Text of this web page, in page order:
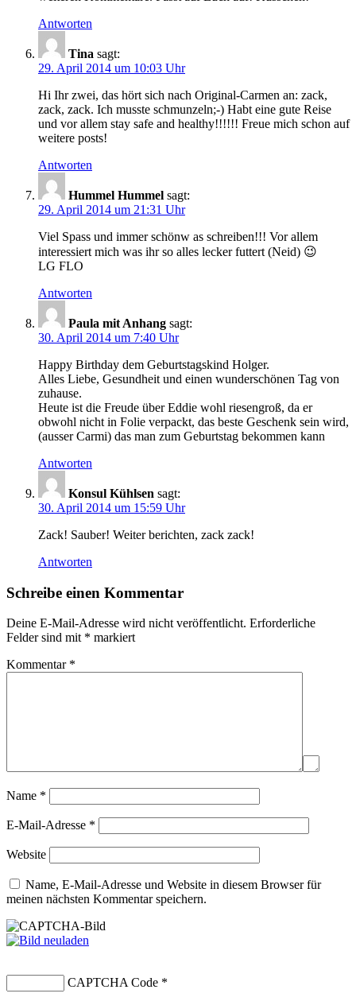
Antworten
Tina sagt:
29. April 2014 um 10:03 Uhr
Hi Ihr zwei, das hört sich nach Original-Carmen an: zack,
zack, zack. Ich musste schmunzeln;-) Habt eine gute Reise
und vor allem stay safe and healthy!!!!!! Freue mich schon auf
weitere posts!
Antworten
Hummel Hummel sagt:
29. April 2014 um 21:31 Uhr
Viel Spass und immer schönw as schreiben!!! Vor allem
interessiert mich was ihr so alles lecker futtert (Neid) 😉
LG FLO
Antworten
Paula mit Anhang sagt:
30. April 2014 um 7:40 Uhr
Happy Birthday dem Geburtstagskind Holger.
Alles Liebe, Gesundheit und einen wunderschönen Tag von
zuhause.
Heute ist die Freude über Eddie wohl riesengroß, da er
obwohl nicht in Folie verpackt, das beste Geschenk sein wird,
(ausser Carmi) das man zum Geburtstag bekommen kann
Antworten
Konsul Kühlsen sagt:
30. April 2014 um 15:59 Uhr
Zack! Sauber! Weiter berichten, zack zack!
Antworten
Schreibe einen Kommentar
Deine E-Mail-Adresse wird nicht veröffentlicht. Erforderliche
Felder sind mit * markiert
Kommentar *
Name *
E-Mail-Adresse *
Website
Name, E-Mail-Adresse und Website in diesem Browser für
meinen nächsten Kommentar speichern.
CAPTCHA Code *